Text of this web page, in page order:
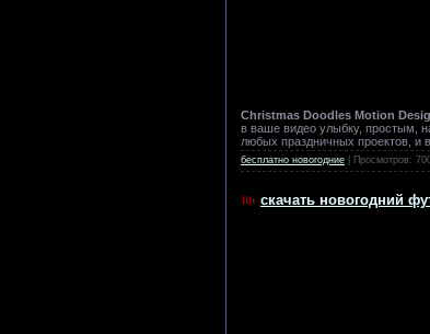
Christmas Doodles Motion
в ваше видео улыбку, простым,
любых праздничных проектов, и
бесплатно новогодние | Просмотров:
скачать новогодний